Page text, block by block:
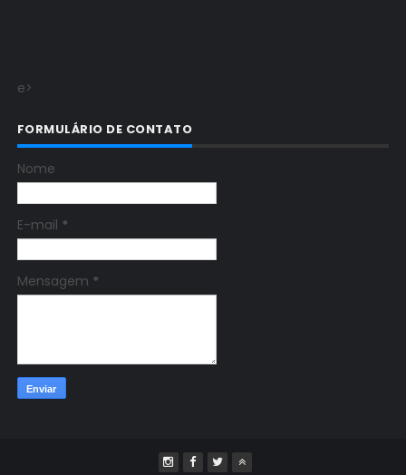
e>
FORMULÁRIO DE CONTATO
Nome
E-mail *
Mensagem *